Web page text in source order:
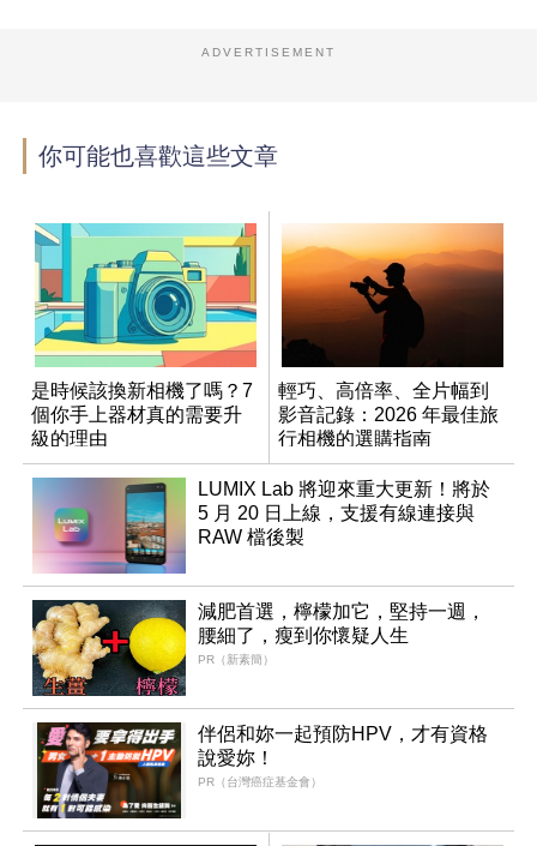
ADVERTISEMENT
你可能也喜歡這些文章
是時候該換新相機了嗎？7
個你手上器材真的需要升
級的理由
輕巧、高倍率、全片幅到
影音記錄：2026 年最佳旅
行相機的選購指南
LUMIX Lab 將迎來重大更新！將於
5 月 20 日上線，支援有線連接與
RAW 檔後製
減肥首選，檸檬加它，堅持一週，
腰細了，瘦到你懷疑人生
PR（新素簡）
伴侶和妳一起預防HPV，才有資格
說愛妳！
PR（台灣癌症基金會）